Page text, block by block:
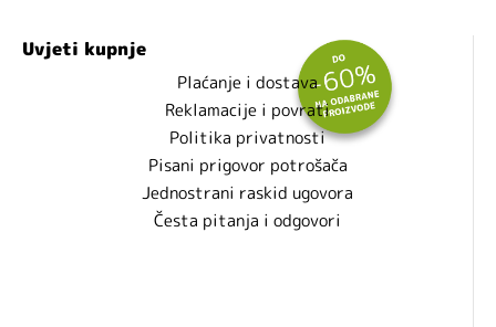
Uvjeti kupnje
Plaćanje i dostava
Reklamacije i povrati
Politika privatnosti
Pisani prigovor potrošača
Jednostrani raskid ugovora
Česta pitanja i odgovori